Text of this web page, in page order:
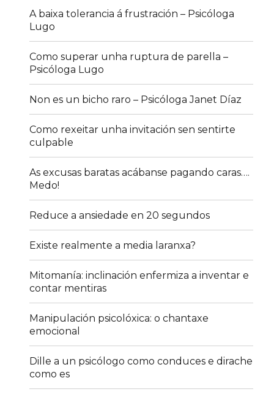
A baixa tolerancia á frustración – Psicóloga
Lugo
Como superar unha ruptura de parella –
Psicóloga Lugo
Non es un bicho raro – Psicóloga Janet Díaz
Como rexeitar unha invitación sen sentirte
culpable
As excusas baratas acábanse pagando caras….
Medo!
Reduce a ansiedade en 20 segundos
Existe realmente a media laranxa?
Mitomanía: inclinación enfermiza a inventar e
contar mentiras
Manipulación psicolóxica: o chantaxe
emocional
Dille a un psicólogo como conduces e dirache
como es